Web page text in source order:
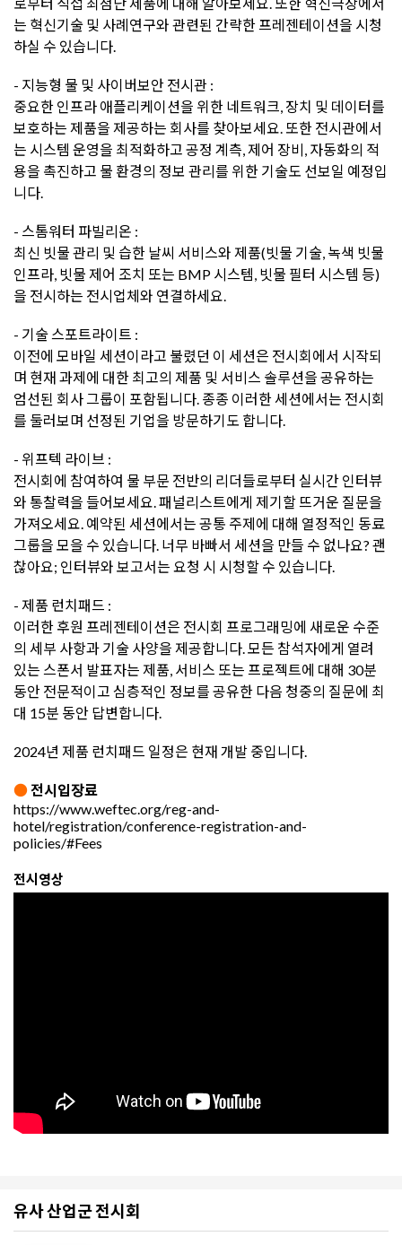
는 혁신기술 및 사례연구와 관련된 간략한 프레젠테이션을 시청
하실 수 있습니다.
- 지능형 물 및 사이버보안 전시관 :
중요한 인프라 애플리케이션을 위한 네트워크, 장치 및 데이터를
보호하는 제품을 제공하는 회사를 찾아보세요. 또한 전시관에서
는 시스템 운영을 최적화하고 공정 계측, 제어 장비, 자동화의 적
용을 촉진하고 물 환경의 정보 관리를 위한 기술도 선보일 예정입
니다.
- 스톰워터 파빌리온 :
최신 빗물 관리 및 습한 날씨 서비스와 제품(빗물 기술, 녹색 빗물
인프라, 빗물 제어 조치 또는 BMP 시스템, 빗물 필터 시스템 등)
을 전시하는 전시업체와 연결하세요.
- 기술 스포트라이트 :
이전에 모바일 세션이라고 불렸던 이 세션은 전시회에서 시작되
며 현재 과제에 대한 최고의 제품 및 서비스 솔루션을 공유하는
엄선된 회사 그룹이 포함됩니다. 종종 이러한 세션에서는 전시회
를 둘러보며 선정된 기업을 방문하기도 합니다.
- 위프텍 라이브 :
전시회에 참여하여 물 부문 전반의 리더들로부터 실시간 인터뷰
와 통찰력을 들어보세요. 패널리스트에게 제기할 뜨거운 질문을
가져오세요. 예약된 세션에서는 공통 주제에 대해 열정적인 동료
그룹을 모을 수 있습니다. 너무 바빠서 세션을 만들 수 없나요? 괜
찮아요; 인터뷰와 보고서는 요청 시 시청할 수 있습니다.
- 제품 런치패드 :
이러한 후원 프레젠테이션은 전시회 프로그래밍에 새로운 수준
의 세부 사항과 기술 사양을 제공합니다. 모든 참석자에게 열려
있는 스폰서 발표자는 제품, 서비스 또는 프로젝트에 대해 30분
동안 전문적이고 심층적인 정보를 공유한 다음 청중의 질문에 최
대 15분 동안 답변합니다.
2024년 제품 런치패드 일정은 현재 개발 중입니다.
●전시입장료
https://www.weftec.org/reg-and-
hotel/registration/conference-registration-and-
policies/#Fees
전시영상
유사 산업군 전시회